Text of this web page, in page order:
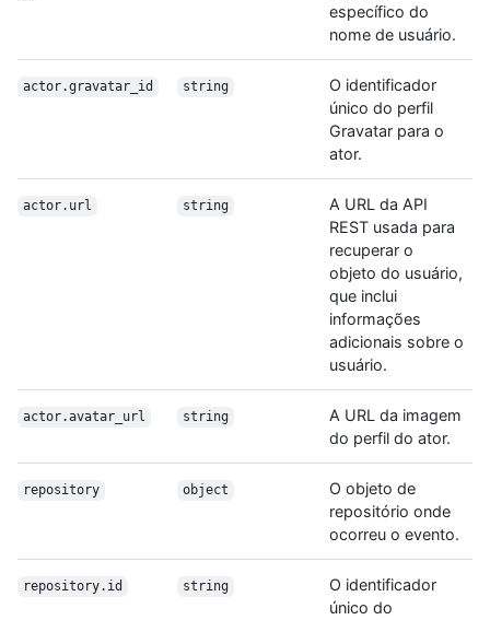
específico do
nome de usuário.
actor.gravatar_id string
O identificador
único do perfil
Gravatar para o
ator.
actor.url string
A URL da API
REST usada para
recuperar o
objeto do usuário,
que inclui
informações
adicionais sobre o
usuário.
actor.avatar_url string
A URL da imagem
do perfil do ator.
repository object
O objeto de
repositório onde
ocorreu o evento.
repository.id string
O identificador
único do